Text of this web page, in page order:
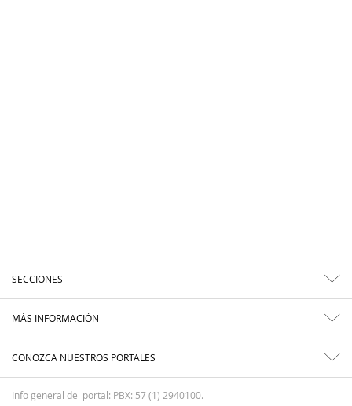
SECCIONES
MÁS INFORMACIÓN
CONOZCA NUESTROS PORTALES
Info general del portal: PBX: 57 (1) 2940100.